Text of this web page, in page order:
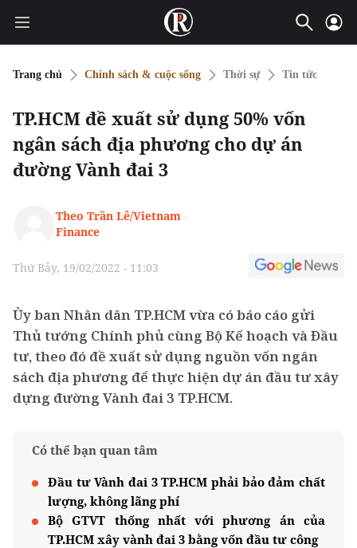
Trang chủ Chính sách & cuộc sống Thời sự Tin tức
TP.HCM đề xuất sử dụng 50% vốn
ngân sách địa phương cho dự án
đường Vành đai 3
Theo Trần Lê/Vietnam
Finance
Thứ Bảy, 19/02/2022 - 11:03
Ủy ban Nhân dân TP.HCM vừa có báo cáo gửi
Thủ tướng Chính phủ cùng Bộ Kế hoạch và Đầu
tư, theo đó đề xuất sử dụng nguồn vốn ngân
sách địa phương để thực hiện dự án đầu tư xây
dựng đường Vành đai 3 TP.HCM.
Có thể bạn quan tâm
Đầu tư Vành đai 3 TP.HCM phải bảo đảm chất
lượng, không lãng phí
Bộ GTVT thống nhất với phương án của
TP.HCM xây vành đai 3 bằng vốn đầu tư công